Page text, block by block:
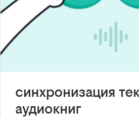
синхронизация
аудиокниг